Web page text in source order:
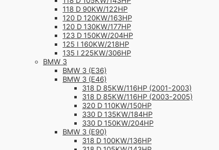
118 D 90KW/122HP
120 D 120KW/163HP
120 D 130KW/177HP
123 D 150KW/204HP
125 I 160KW/218HP
135 I 225KW/306HP
BMW 3
BMW 3 (E36)
BMW 3 (E46)
318 D 85KW/116HP (2001-2003)
318 D 85KW/116HP (2003-2005)
320 D 110KW/150HP
330 D 135KW/184HP
330 D 150KW/204HP
BMW 3 (E90)
318 D 100KW/136HP